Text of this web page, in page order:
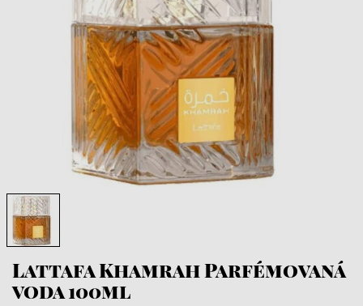
Lattafa Khamrah Parfémovaná
voda 100ml